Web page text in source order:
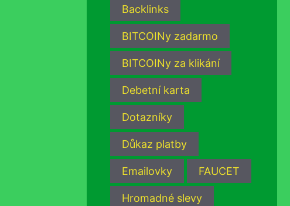
Backlinks
BITCOINy zadarmo
BITCOINy za klikání
Debetní karta
Dotazníky
Důkaz platby
Emailovky FAUCET
Hromadné slevy